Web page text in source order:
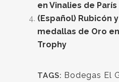
en Vinalies de París
(Español) Rubicón
medallas de Oro
Trophy
TAGS: Bodegas El